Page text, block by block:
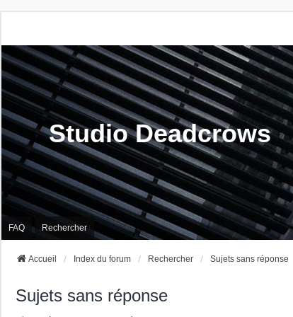
Studio Deadcrows
FAQ Rechercher
Accueil Index du forum Rechercher Sujets sans réponse
Sujets sans réponse